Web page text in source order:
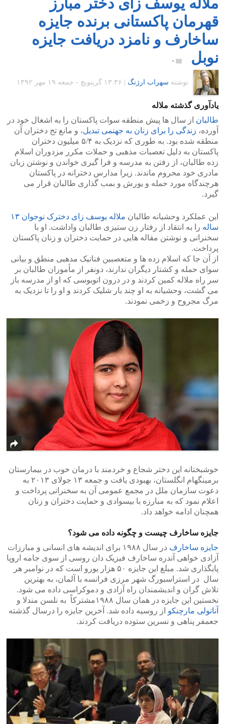
قهرمان پاکستانی برنده جایزه
ساخارف و نامزد دریافت جایزه
نوبل
۰
نوشته سهراب ارژنگ ۱۳:۳۶ گرينويچ - جمعه ۱۹ مهر ۱۳۹۲
یادآوری گذشته ملاله
طالبان از سال ها پیش منطقه سوات پاکستان را به اشغال خود در
آورده، زندگی را برای زنان به جهنمی تبدیل، و مانع تح دختران آن
منطقه شده بود. به طوری که نزدیک به ۵/۴ میلیون دختران
پاکستان به دلیل تعصبات مذهبی و حملات مکرر مزدوران اسلام
زده طالبان، از رفتن به مدرسه و فرا گیری خواندن و نوشتن زبان
مادری خود محروم ماندند. زیرا مدارس دخترانه در پاکستان
هرچندگاه مورد حمله و یورش و بمب گذاری طالبان قرار می
گیرد.
این عملکرد وحشیانه طالبان
ملاله یوسف زای دخترک نوجوان ۱۳
ساله را به انتقاد از رفتار زن ستیزی طالبان واداشت. او با
سخنرانی و نوشتن مقاله هایی در حمایت دختران و زنان پاکستان
پرداخت.
از آن جا که اسلام زده ها و متعصبین فناتیک مدهبی منطق و بیانی
سوای حمله و کشتار دیگران ندارند، دونفر از مأموران طالبان بر
سر راه ملاله کمین کردند و در درون اتوبوسی که او از مدرسه باز
می گشت، وحشیانه به او چند بار شلیک کردند و او را تا نزدیک به
مرگ مجروح و زخمی نمودند.
خوشبختانه این دختر شجاع و خردمند با درمان خوب در بیمارستان
برمینگهام انگلستان، بهبودی یافت و جمعه ۱۳ جولای ۲۰۱۳ به
دعوت سازمان ملل در مجمع عمومی آن به سخنرانی پرداخت و
اعلام نمود که به مبارزه با بیسوادی و حمایت دختران و زنان
همچنان ادامه خواهد داد.
جایزه ساخارف چیست و چگونه داده می شود؟
جایزه ساخارف
در سال ۱۹۸۸ برای اندیشه های انسانی و مبارزات
آزادی خواهی آندره ساخارف فیزیک دان روسی از سوی جامه اروپا
پایگذاری شد. مبلغ این جایزه ۵۰ هزار یورو است که در نوامبر هر
سال در استراسبورگ شهر مرزی فرانسه با آلمان، به بهترین
تلاش گران و اندیشمندان راه آزادی و دموکراسی داده می شود.
نخستین این جایزه در همان سال ۱۹۸۸مشترکاً به نلسن مندلا و
آناتولی مارچنکو از روسیه داده شد. آخرین جایزه را درسال گذشته
جعمفر پناهی و نسرین ستوده دریافت کردند.